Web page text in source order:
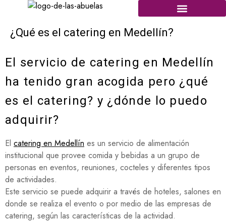
¿Qué es el catering en Medellín?
El servicio de catering en Medellín
ha tenido gran acogida pero ¿qué
es el catering? y ¿dónde lo puedo
adquirir?
El catering en Medellín es un servicio de alimentación
institucional que provee comida y bebidas a un grupo de
personas en eventos, reuniones, cocteles y diferentes tipos
de actividades.
Este servicio se puede adquirir a través de hoteles, salones en
donde se realiza el evento o por medio de las empresas de
catering, según las características de la actividad.